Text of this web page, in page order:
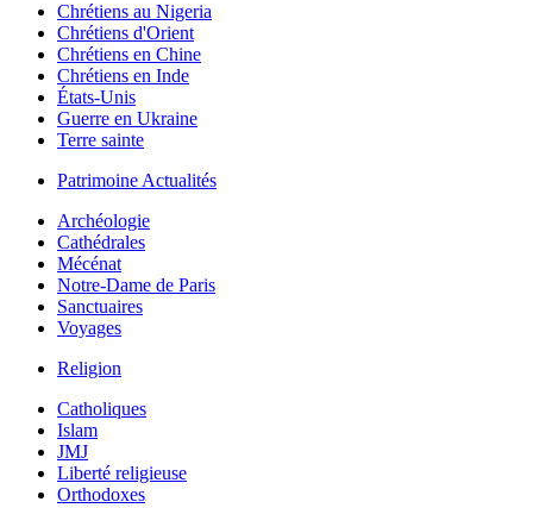
Chrétiens au Nigeria
Chrétiens d'Orient
Chrétiens en Chine
Chrétiens en Inde
États-Unis
Guerre en Ukraine
Terre sainte
Patrimoine Actualités
Archéologie
Cathédrales
Mécénat
Notre-Dame de Paris
Sanctuaires
Voyages
Religion
Catholiques
Islam
JMJ
Liberté religieuse
Orthodoxes